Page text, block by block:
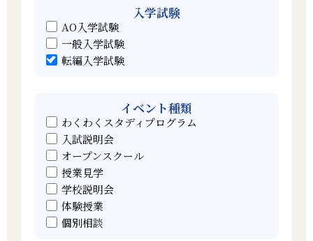
反社会勢力に対する基本方針
財務諸表
入学試験
AO入学試験
一般入学試験
転編入学試験
イベント種類
わくわくスタディプログラム
入試説明会
オープンスクール
授業見学
学校説明会
体験授業
個別相談